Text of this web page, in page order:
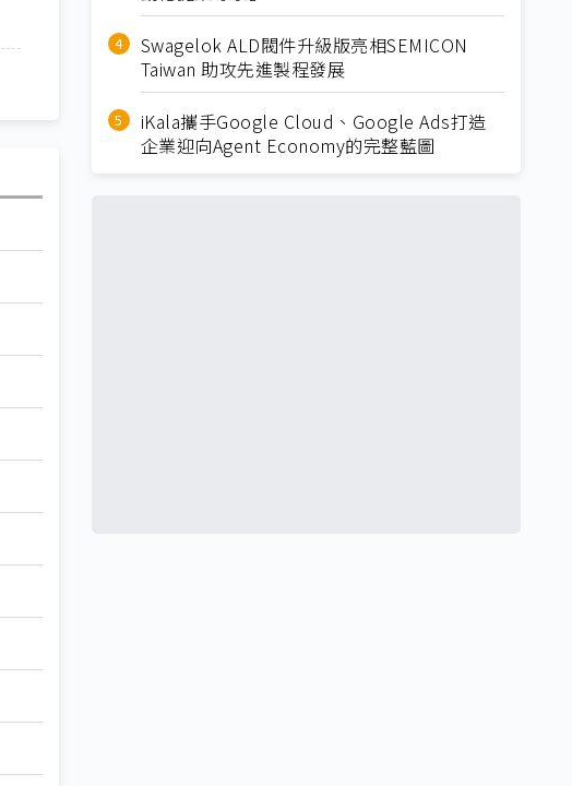
Swagelok ALD閥件升級版亮相SEMICON
Taiwan 助攻先進製程發展
iKala攜手Google Cloud、Google Ads打造
企業迎向Agent Economy的完整藍圖